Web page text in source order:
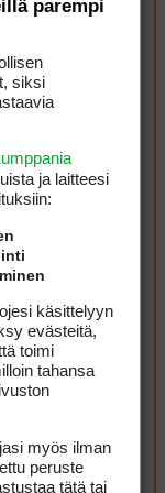
lähtölistalta.
VIESTI
olen tehnyt
Niin
VIESTI
openin
pelataan
parempi
siksi
ja laitteesi
käsittelyyn
evästeitä,
toimi
tahansa
myös ilman
peruste
tätä tai